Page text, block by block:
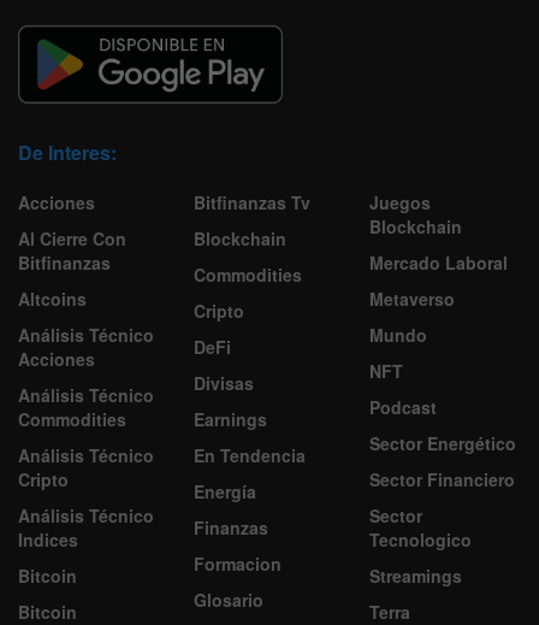
De Interes:
Acciones
Al Cierre Con
Bitfinanzas
Altcoins
Análisis Técnico
Acciones
Análisis Técnico
Commodities
Análisis Técnico
Cripto
Análisis Técnico
Indices
Bitcoin
Bitcoin
Bitfinanzas Tv
Blockchain
Commodities
Cripto
DeFi
Divisas
Earnings
En Tendencia
Energía
Finanzas
Formacion
Glosario
Juegos
Blockchain
Mercado Laboral
Metaverso
Mundo
NFT
Podcast
Sector Energético
Sector Financiero
Sector
Tecnologico
Streamings
Terra